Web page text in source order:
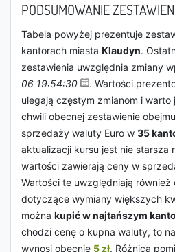
PODSUMOWANIE
Tabela powyżej prezentuje
kantorach miasta Klaudyn.
zestawienia uwzględnia zmiany
06 19:54:30
. Wartości
ulegają częstym zmianom i
chwili obecnej zestawienie
sprzedaży waluty Euro w 35
aktualizacji kursu jest nie starsza
wartości zawierają ceny w
Wartości te uwzględniają również
dotyczące wymiany większych
można kupić w najtańszym
chodzi cenę o kupna waluty, to
wynosi obecnie 5 zł. Różnica